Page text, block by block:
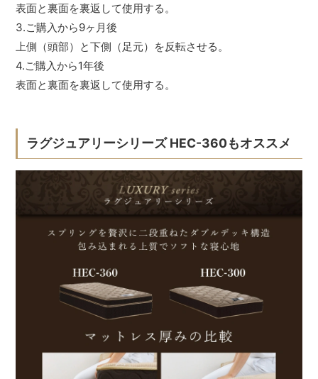
表面と裏面を裏返して使用する。
3.ご購入から9ヶ月後
上側（頭部）と下側（足元）を反転させる。
4.ご購入から1年後
表面と裏面を裏返して使用する。
ラグジュアリーシリーズ HEC-360もオススメ